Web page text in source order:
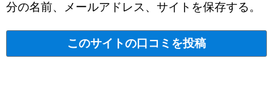
分の名前、メールアドレス、サイトを保存する。